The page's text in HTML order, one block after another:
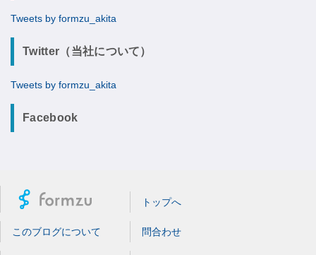
Tweets by formzu_akita
Twitter（当社について）
Tweets by formzu_akita
Facebook
トップへ
このブログについて 問合わせ